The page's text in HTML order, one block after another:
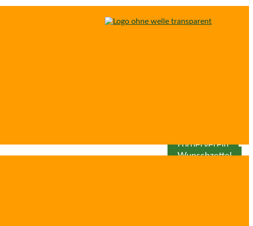
Förderverein
Wunschzettel